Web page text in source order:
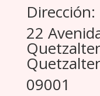
Dirección:
22
09001